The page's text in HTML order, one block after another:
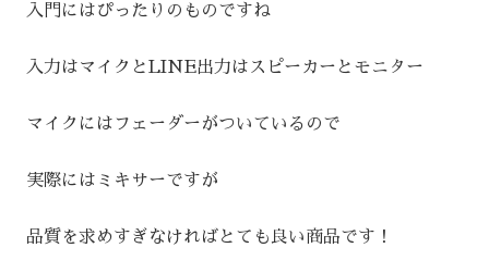
入門にはぴったりのものですね
入力はマイクとLINE出力はスピーカーとモニター
マイクにはフェーダーがついているので
実際にはミキサーですが
品質を求めすぎなければとても良い商品です！